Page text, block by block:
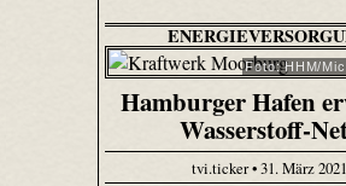
Foto: HHM/
Hamburger Hafen
Wasserstoff-
tvi.ticker • 31. März 2021